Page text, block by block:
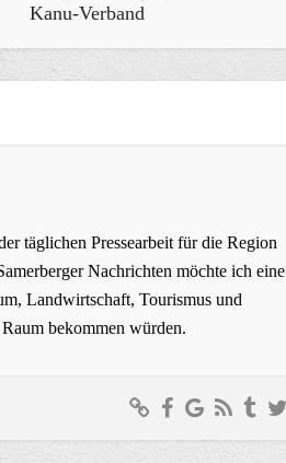
Kanu-Verband
täglichen Pressearbeit für die Region
Nachrichten möchte ich eine
Landwirtschaft, Tourismus und
bekommen würden.